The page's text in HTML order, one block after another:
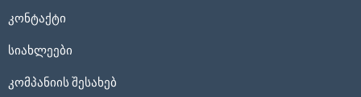
კონტაქტი
სიახლეები
კომპანიის შესახებ